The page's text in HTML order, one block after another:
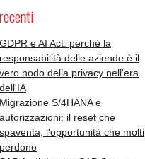
GDPR e AI Act: perché la
responsabilità delle aziende è il
vero nodo della privacy nell'era
dell'IA
Migrazione S/4HANA e
autorizzazioni: il reset che
spaventa, l'opportunità che molti
perdono